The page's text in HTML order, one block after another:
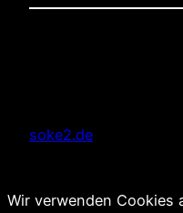
soke2.de
Wir verwenden Cookies